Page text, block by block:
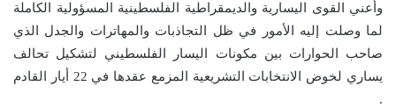
وأعني القوى اليسارية والديمقراطية الفلسطينية المسؤولية الكاملة
لما وصلت إليه الأمور في ظل التجاذبات والمهاترات والجدل الذي
صاحب الحوارات بين مكونات اليسار الفلسطيني لتشكيل تحالف
يساري لخوض الانتخابات التشريعية المزمع عقدها في 22 أيار القادم
.